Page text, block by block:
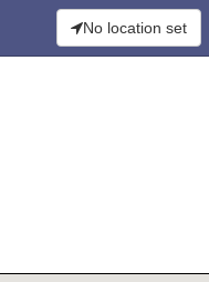
No location set